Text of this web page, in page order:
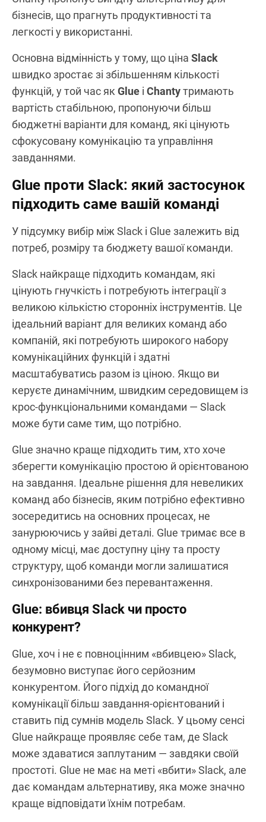
бізнесів, що прагнуть продуктивності та
легкості у використанні.
Основна відмінність у тому, що ціна Slack
швидко зростає зі збільшенням кількості
функцій, у той час як Glue і Chantyтримають
вартість стабільною, пропонуючи більш
бюджетні варіанти для команд, які цінують
сфокусовану комунікацію та управління
завданнями.
Glue проти Slack: який застосунок
підходить саме вашій команді
У підсумку вибір між Slack і Glue залежить від
потреб, розміру та бюджету вашої команди.
Slack найкраще підходить командам, які
цінують гнучкість і потребують інтеграції з
великою кількістю сторонніх інструментів. Це
ідеальний варіант для великих команд або
компаній, які потребують широкого набору
комунікаційних функцій і здатні
масштабуватись разом із ціною. Якщо ви
керуєте динамічним, швидким середовищем із
крос-функціональними командами — Slack
може бути саме тим, що потрібно.
Glue значно краще підходить тим, хто хоче
зберегти комунікацію простою й орієнтованою
на завдання. Ідеальне рішення для невеликих
команд або бізнесів, яким потрібно ефективно
зосередитись на основних процесах, не
занурюючись у зайві деталі. Glue тримає все в
одному місці, має доступну ціну та просту
структуру, щоб команди могли залишатися
синхронізованими без перевантаження.
Glue: вбивця Slack чи просто
конкурент?
Glue, хоч і не є повноцінним «вбивцею» Slack,
безумовно виступає його серйозним
конкурентом. Його підхід до командної
комунікації більш завдання-орієнтований і
ставить під сумнів модель Slack. У цьому сенсі
Glue найкраще проявляє себе там, де Slack
може здаватися заплутаним — завдяки своїй
простоті. Glue не має на меті «вбити» Slack, але
дає командам альтернативу, яка може значно
краще відповідати їхнім потребам.